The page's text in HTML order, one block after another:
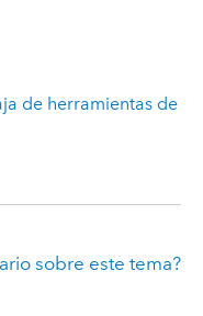
de herramientas de
sobre este tema?